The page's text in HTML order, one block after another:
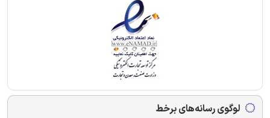
لوگوی رسانه‌های برخط